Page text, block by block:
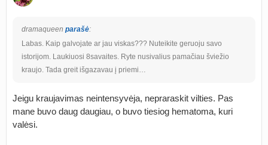
dramaqueen parašė:
Labas. Kaip galvojate ar jau viskas??? Nuteikite geruoju savo
istorijom. Laukiuosi 8savaites. Ryte nusivalius pamačiau šviežio
kraujo. Tada greit išgazavau į priemi…
Jeigu kraujavimas neintensyvėja, nepraraskit vilties. Pas
mane buvo daug daugiau, o buvo tiesiog hematoma, kuri
valėsi.